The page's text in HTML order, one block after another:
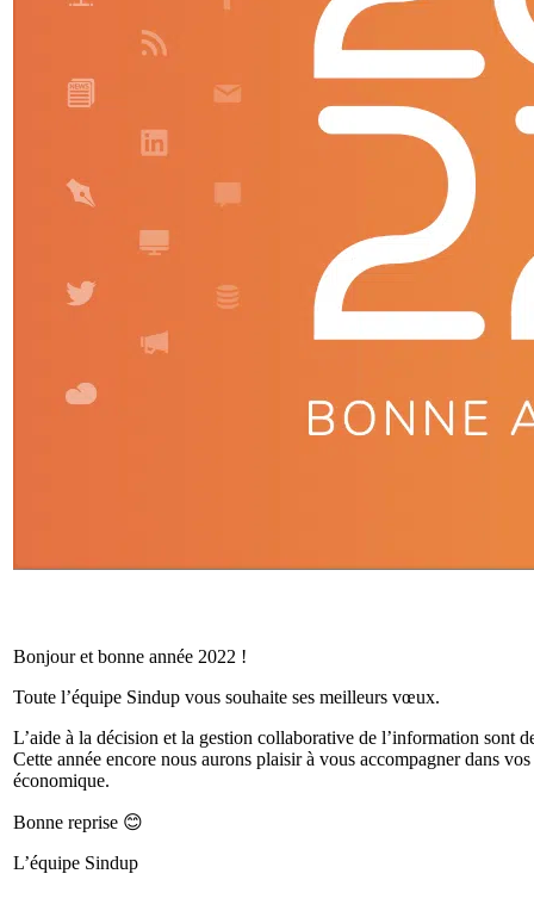
Bonjour et bonne année 2022 !
Toute l’équipe Sindup vous souhaite ses meilleurs vœux.
L’aide à la décision et la gestion collaborative de l’information sont
Cette année encore nous aurons plaisir à vous accompagner dans
économique.
Bonne reprise 😊
L’équipe Sindup